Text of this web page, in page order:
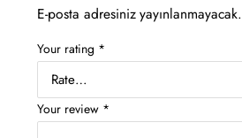
E-posta adresiniz yayınlanmayacak.
Your rating *
Your review *